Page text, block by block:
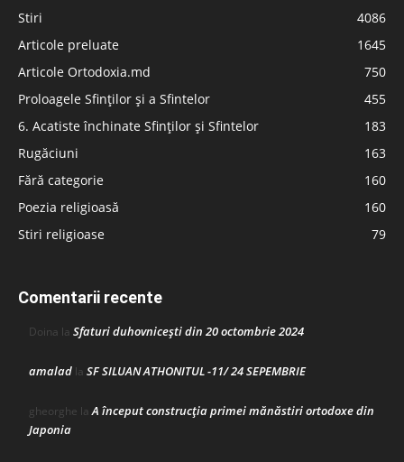
Stiri
4086
Articole preluate
1645
Articole Ortodoxia.md
750
Proloagele Sfinților și a Sfintelor
455
6. Acatiste închinate Sfinților și Sfintelor
183
Rugăciuni
163
Fără categorie
160
Poezia religioasă
160
Stiri religioase
79
Comentarii recente
Doina la Sfaturi duhovnicești din 20 octombrie 2024
amalad la SF SILUAN ATHONITUL -11/ 24 SEPEMBRIE
gheorghe laA început construcţia primei mănăstiri ortodoxe din
Japonia